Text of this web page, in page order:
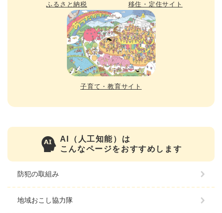
ふるさと納税 移住・定住サイト
子育て・教育サイト
AI（人工知能）は
こんなページをおすすめします
防犯の取組み
地域おこし協力隊